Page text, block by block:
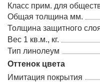
Класс прим. для
Общая толщина мм.
Толщина защитного
Вес 1 кв.м., кг.
Тип линолеум
Оттенок цвета
Имитация покрытия